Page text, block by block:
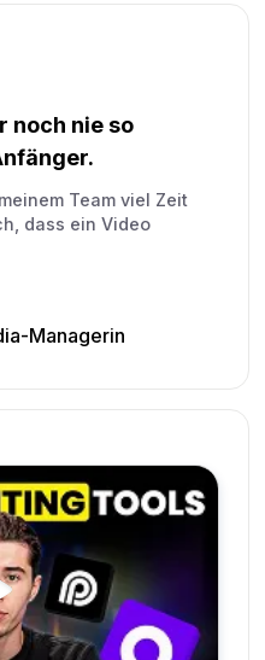
noch nie so
Team viel Zeit
dass ein Video
Managerin